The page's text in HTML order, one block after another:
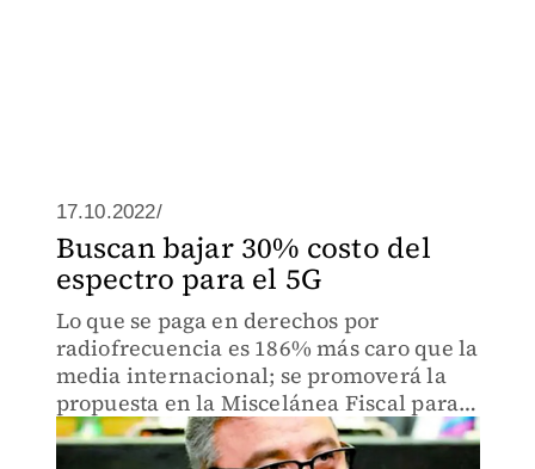
17.10.2022/
Buscan bajar 30% costo del
espectro para el 5G
Lo que se paga en derechos por
radiofrecuencia es 186% más caro que la
media internacional; se promoverá la
propuesta en la Miscelánea Fiscal para
2023